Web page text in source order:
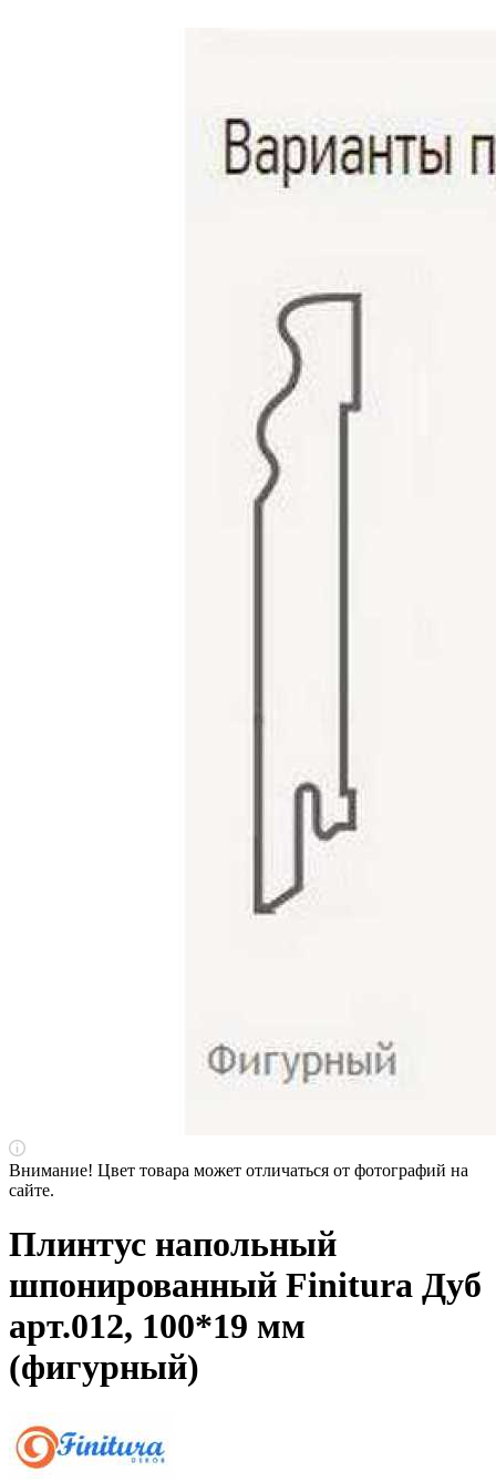
Внимание! Цвет товара может отличаться от фотографий на
сайте.
Плинтус напольный
шпонированный Finitura Дуб
арт.012, 100*19 мм
(фигурный)